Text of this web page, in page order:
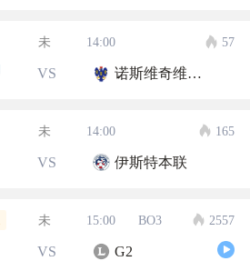
未 14:00 57
VS 诺斯维奇维多利亚
未 14:00 165
VS 伊斯特本联
未 15:00 BO3 2557
VS G2